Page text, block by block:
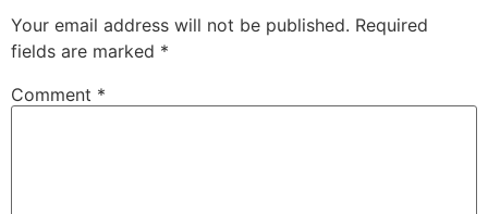
Your email address will not be published. Required
fields are marked *
Comment *